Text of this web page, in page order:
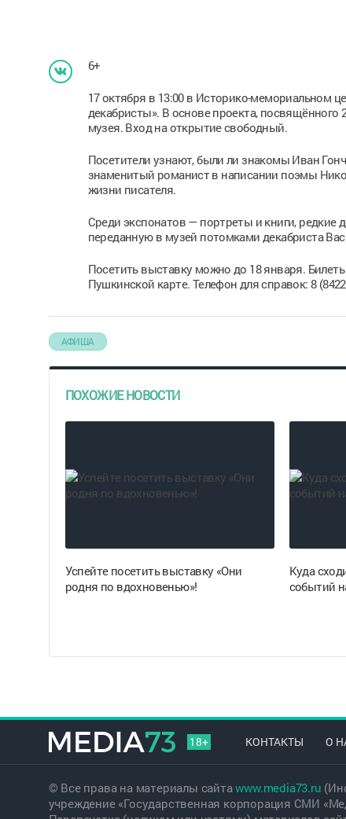
6+
17 октября в 13:00 в Историко-мемориальном
декабристы». В основе проекта, посвящённого
музея. Вход на открытие свободный.
Посетители узнают, были ли знакомы Иван
знаменитый романист в написании поэмы
жизни писателя.
Среди экспонатов — портреты и книги,
переданную в музей потомками декабриста
Посетить выставку можно до 18 января.
Пушкинской карте. Телефон для справок: 8
АФИША
ПОХОЖИЕ НОВОСТИ
Успейте посетить выставку «Они
родня по вдохновенью»!
Куда
событий
18+ КОНТАКТЫ О
© Все права на материалы сайтаwww.media73.ru
учреждение «Государственная корпорация СМИ